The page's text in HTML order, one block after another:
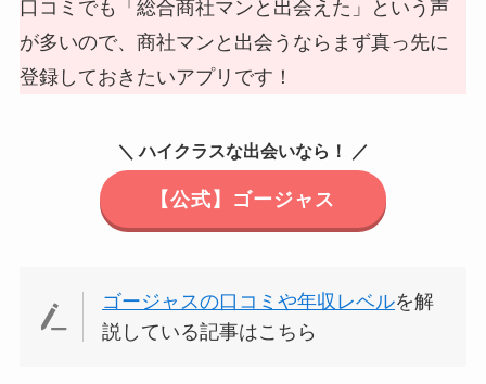
口コミでも「総合商社マンと出会えた」という声
が多いので、商社マンと出会うならまず真っ先に
登録しておきたいアプリです！
＼ ハイクラスな出会いなら！ ／
【公式】ゴージャス
ゴージャスの口コミや年収レベルを解
説している記事はこちら